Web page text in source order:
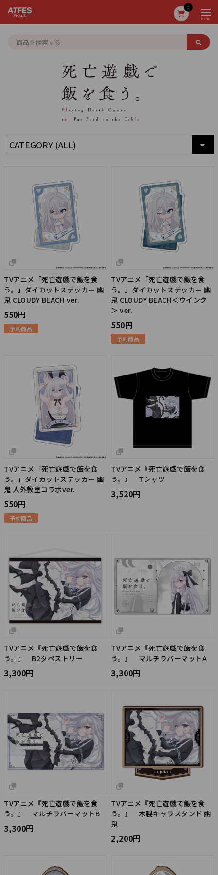
0
MENU
TVアニメ「死亡遊戯で飯を食
う。」ダイカットステッカー 幽
鬼 CLOUDY BEACH ver.
550円
予約商品
TVアニメ「死亡遊戯で飯を食
う。」ダイカットステッカー 幽
鬼 CLOUDY BEACH＜ウインク
＞ ver.
550円
予約商品
TVアニメ「死亡遊戯で飯を食
う。」ダイカットステッカー 幽
鬼 人外教室コラボver.
550円
予約商品
TVアニメ『死亡遊戯で飯を食
う。』 Tシャツ
3,520円
TVアニメ『死亡遊戯で飯を食
う。』 B2タペストリー
3,300円
TVアニメ『死亡遊戯で飯を食
う。』 マルチラバーマットA
3,300円
TVアニメ『死亡遊戯で飯を食
う。』 マルチラバーマットB
3,300円
TVアニメ『死亡遊戯で飯を食
う。』 木製キャラスタンド 幽
鬼
2,200円